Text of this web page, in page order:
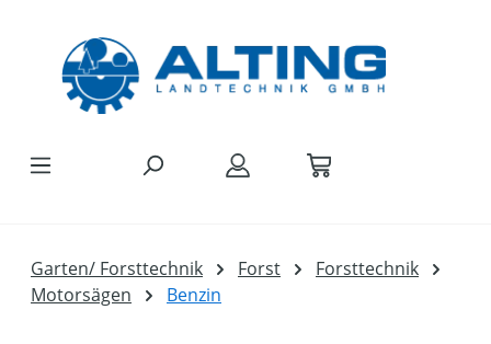
Garten/ Forsttechnik Forst
Forsttechnik
Motorsägen
Benzin